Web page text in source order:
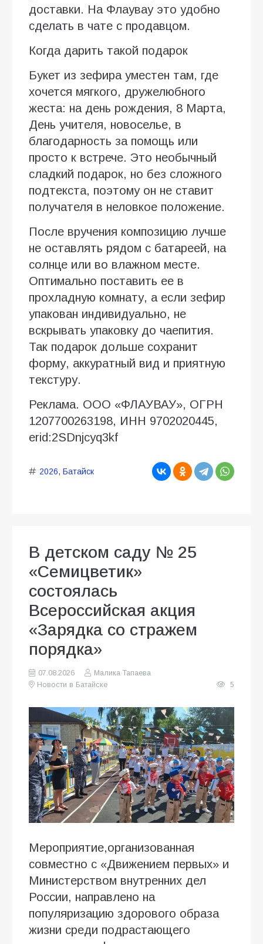
доставки. На Флаувау это удобно
сделать в чате с продавцом.
Когда дарить такой подарок
Букет из зефира уместен там, где
хочется мягкого, дружелюбного
жеста: на день рождения, 8 Марта,
День учителя, новоселье, в
благодарность за помощь или
просто к встрече. Это необычный
сладкий подарок, но без сложного
подтекста, поэтому он не ставит
получателя в неловкое положение.
После вручения композицию лучше
не оставлять рядом с батареей, на
солнце или во влажном месте.
Оптимально поставить ее в
прохладную комнату, а если зефир
упакован индивидуально, не
вскрывать упаковку до чаепития.
Так подарок дольше сохранит
форму, аккуратный вид и приятную
текстуру.
Реклама. ООО «ФЛАУВАУ», ОГРН
1207700263198, ИНН 9702020445,
erid:2SDnjcyq3kf
2026, Батайск
В детском саду № 25
«Семицветик»
состоялась
Всероссийская акция
«Зарядка со стражем
порядка»
07.08.2026
Малика Тапаева
Новости в Батайске
5
Мероприятие,организованная
совместно с «Движением первых» и
Министерством внутренних дел
России, направлено на
популяризацию здорового образа
жизни среди подрастающего